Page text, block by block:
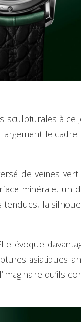
sculpturales à ce
le
de veines
minérale, un
la
évoque
asiatiques
qu’ils